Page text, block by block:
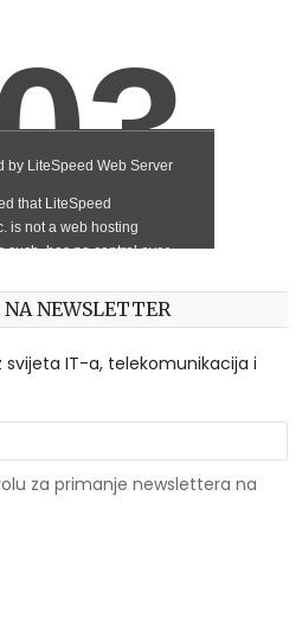
NA NEWSLETTER
IT-a, telekomunikacija i
za primanje newslettera na